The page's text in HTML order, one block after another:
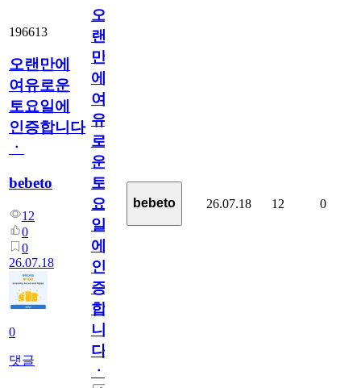
196613
오랜만에
여유로운
토요일에
인증합니다
ㆍ
bebeto
12
0
0
26.07.18
0
댓글
오
랜
만
에
여
유
로
운
토
요
일
에
인
증
합
니
다
ㆍ
bebeto 26.07.18 12 0